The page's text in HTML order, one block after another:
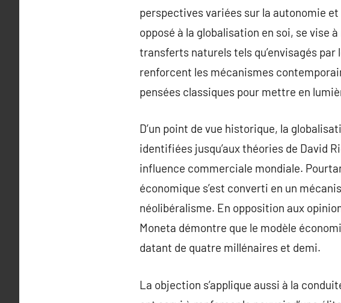
perspectives variées sur la autonomie et
opposé à la globalisation en soi, se vise
transferts naturels tels qu’envisagés
renforcent les mécanismes
pensées classiques pour mettre en
D’un point de vue historique, la
identifiées jusqu’aux théories de David
influence commerciale mondiale.
économique s’est converti en un
néolibéralisme. En opposition aux
Moneta démontre que le modèle
datant de quatre millénaires et demi.
La objection s’applique aussi à la